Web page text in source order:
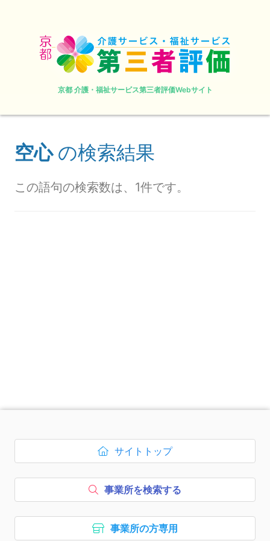
京都 介護・福祉サービス第三者評価Webサイト
空心 の検索結果
この語句の検索数は、1件です。
次のコンテンツはページのフ
ボタン1、
サイトトップ
を開く
ボタン2、
事業所を検索する
ボタン3、
事業所の方専用